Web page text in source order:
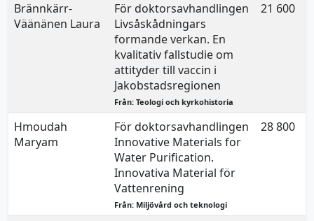
Brännkärr-
Väänänen Laura
För doktorsavhandlingen
Livsåskådningars
formande verkan. En
kvalitativ fallstudie om
attityder till vaccin i
Jakobstadsregionen
Från: Teologi och kyrkohistoria
21 600
Hmoudah
Maryam
För doktorsavhandlingen
Innovative Materials for
Water Purification.
Innovativa Material för
Vattenrening
Från: Miljövård och teknologi
28 800